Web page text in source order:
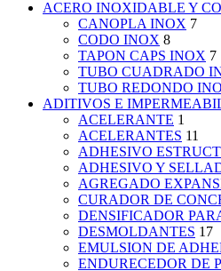
ACERO INOXIDABLE Y
CANOPLA INOX 7
CODO INOX 8
TAPON CAPS INOX 7
TUBO CUADRADO
TUBO REDONDO
ADITIVOS E
ACELERANTE 1
ACELERANTES 11
ADHESIVO
ADHESIVO Y
AGREGADO
CURADOR DE
DENSIFICADOR
DESMOLDANTES 17
EMULSION DE
ENDURECEDOR DE